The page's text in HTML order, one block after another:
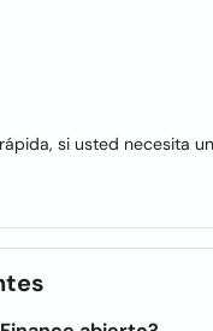
si usted necesita